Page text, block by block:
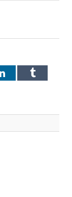
LinkedInTumblr